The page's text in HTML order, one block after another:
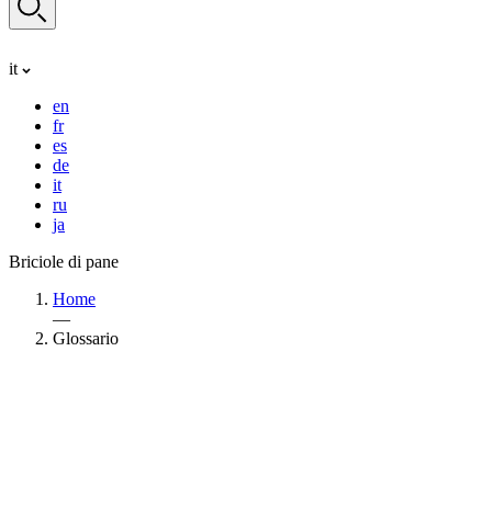
it
en
fr
es
de
it
ru
ja
Briciole di pane
Home
—
Glossario